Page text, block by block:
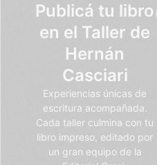
Publicá tu libro
en el Taller de
Hernán
Casciari
Experiencias únicas de
escritura acompañada.
Cada taller culmina con tu
libro impreso, editado por
un gran equipo de la